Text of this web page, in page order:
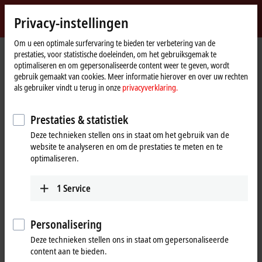
Beckhoff
-
New
Automation
Technology
Home
page
Gebruiksvoorwaarden
Gebruiksvoorwaarden
De informatie op de websites bevat enkel algemene beschrijvingen
resp. eigenschappen die in het concrete toepassingsgeval in de
beschreven vorm niet altijd kloppen resp. die door verdere
ontwikkeling van de producten kunnen wijzigen. De gewenste
het contract uitdrukkelijk worden overeengekomen.
De documenten werden zorgvuldig opgesteld. De beschreven
producten worden echter voortdurend verder ontwikkeld. Daarom zijn
de documenten niet in alle gevallen geheel op overeenstemming met
Privacy-instellingen
Om u een optimale surfervaring te bieden ter verbetering van de
prestaties, voor statistische doeleinden, om het gebruiksgemak te
optimaliseren en om gepersonaliseerde content weer te geven, wordt
gebruik gemaakt van cookies. Meer informatie hierover en over uw rechten
als gebruiker vindt u terug in onze privacyverklaring.
Prestaties & statistiek
Deze technieken stellen ons in staat om het gebruik van de
website te analyseren en om de prestaties te meten en te
optimaliseren.
1 Service
Personalisering
Deze technieken stellen ons in staat om gepersonaliseerde
content aan te bieden.